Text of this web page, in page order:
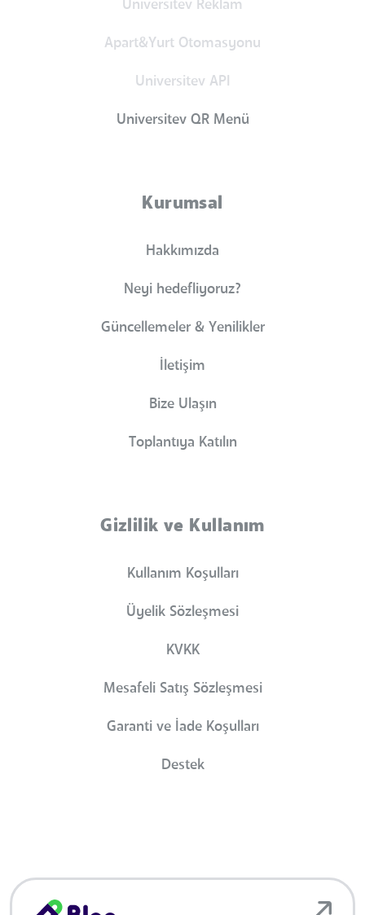
Universitev Reklam
Apart&Yurt Otomasyonu
Universitev API
Universitev QR Menü
Kurumsal
Hakkımızda
Neyi hedefliyoruz?
Güncellemeler & Yenilikler
İletişim
Bize Ulaşın
Toplantıya Katılın
Gizlilik ve Kullanım
Kullanım Koşulları
Üyelik Sözleşmesi
KVKK
Mesafeli Satış Sözleşmesi
Garanti ve İade Koşulları
Destek